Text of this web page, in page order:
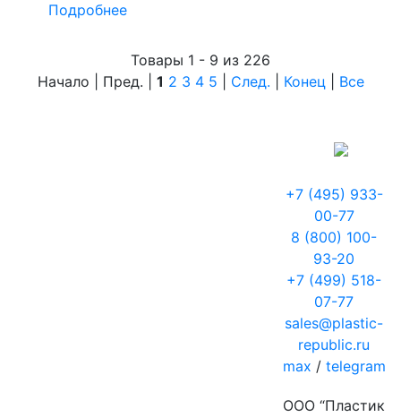
Подробнее
Товары 1 - 9 из 226
Начало | Пред. | 1 2 3 4 5 След. Конец Все
+7 (495) 933-
00-77
8 (800) 100-
93-20
+7 (499) 518-
07-77
sales@plastic-
republic.ru
max / telegram
ООО “Пластик